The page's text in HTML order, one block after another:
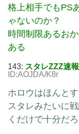
格上相手でもPS
ゃないのか？
時間制限あるお
ある
143: スタレZZZ速報
ID:AOJDA/K8r
ホロウはほんと
スタレみたいに
くだけで十分だろ